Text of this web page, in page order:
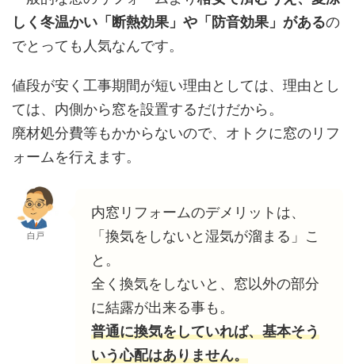
しく冬温かい「断熱効果」や「防音効果」があるの
でとっても人気なんです。
値段が安く工事期間が短い理由としては、理由とし
ては、内側から窓を設置するだけだから。
廃材処分費等もかからないので、オトクに窓のリフ
ォームを行えます。
白戸
内窓リフォームのデメリットは、
「換気をしないと湿気が溜まる」こ
と。
全く換気をしないと、窓以外の部分
に結露が出来る事も。
普通に換気をしていれば、基本そう
いう心配はありません。